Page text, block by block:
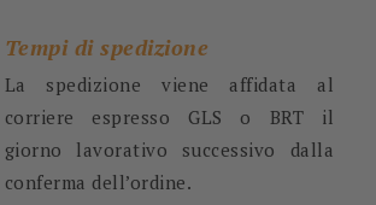
Tempi di spedizione
La spedizione viene affidata al
corriere espresso GLS o BRT il
giorno lavorativo successivo dalla
conferma dell’ordine.